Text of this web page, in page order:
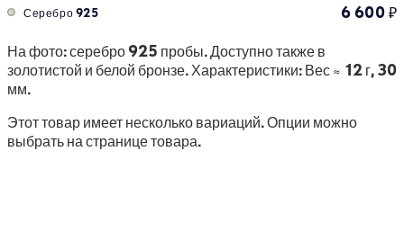
Серебро 925 6 600₽
На фото: серебро 925 пробы. Доступно также в
золотистой и белой бронзе. Характеристики: Вес ≈ 12 г, 30
мм.
Этот товар имеет несколько вариаций. Опции можно
выбрать на странице товара.